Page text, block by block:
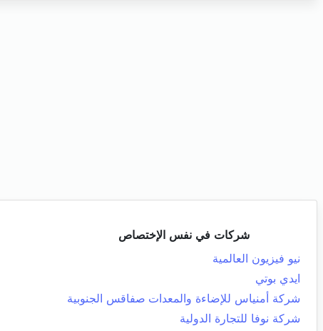
شركات في نفس الإختصاص
نيو فيزيون العالمية
ايدي بوتي
شركة أمنياس للإضاءة والمعدات صفاقس الجنوبية
شركة نوفا للتجارة الدولية